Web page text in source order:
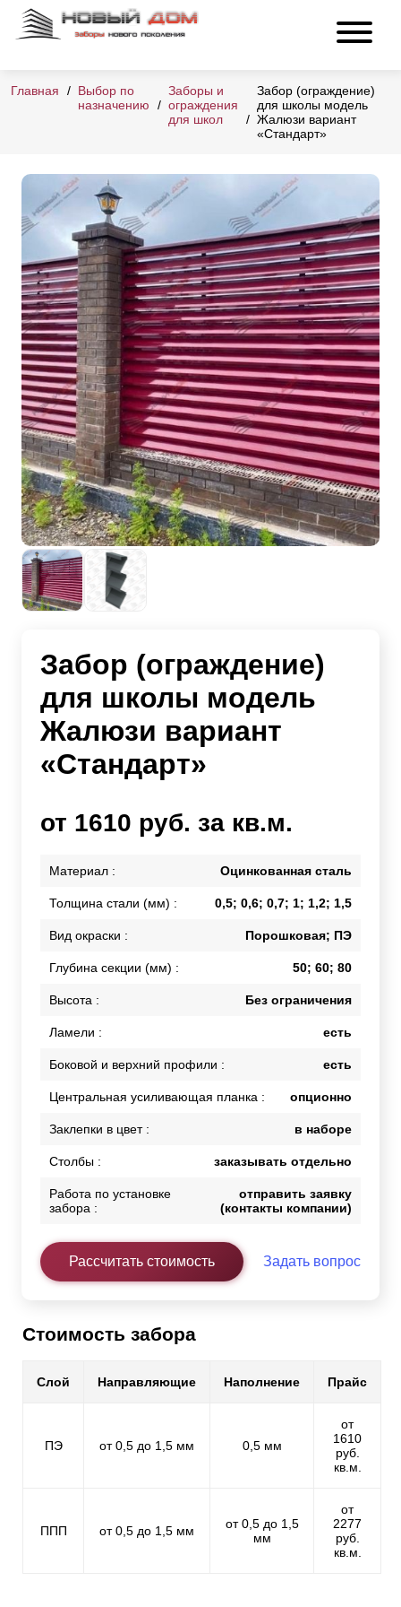
Главная
Выбор по
назначению
Заборы и
ограждения
для школ
Забор (ограждение)
для школы модель
Жалюзи вариант
«Стандарт»
Забор (ограждение)
для школы модель
Жалюзи вариант
«Стандарт»
от 1610 руб. за кв.м.
Материал : Оцинкованная сталь
Толщина стали (мм) : 0,5; 0,6; 0,7; 1; 1,2; 1,5
Вид окраски : Порошковая; ПЭ
Глубина секции (мм) : 50; 60; 80
Высота : Без ограничения
Ламели : есть
Боковой и верхний профили : есть
Центральная усиливающая планка : опционно
Заклепки в цвет : в наборе
Столбы : заказывать отдельно
Работа по установке
забора :
отправить заявку
(контакты компании)
Рассчитать стоимость Задать вопрос
Стоимость забора
Слой Направляющие Наполнение Прайс
ПЭ от 0,5 до 1,5 мм 0,5 мм
от
1610
руб.
кв.м.
ППП от 0,5 до 1,5 мм
от 0,5 до 1,5
мм
от
2277
руб.
кв.м.